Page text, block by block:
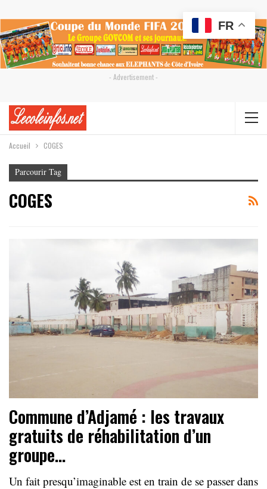
- Advertisement -
Accueil COGES
Parcourir Tag
COGES
Commune d’Adjamé : les travaux
gratuits de réhabilitation d’un
groupe…
Un fait presqu’imaginable est en train de se passer dans
FR